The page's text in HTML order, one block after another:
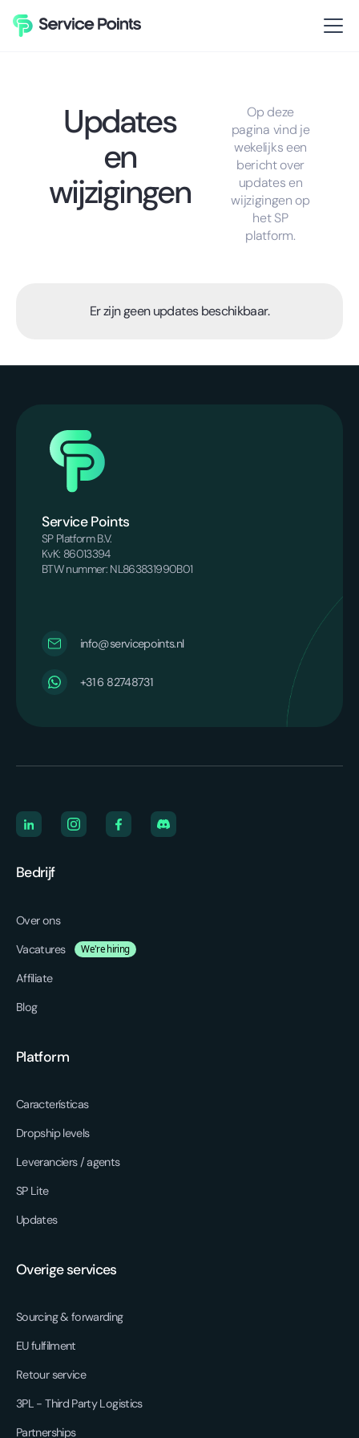
Updates
en
wijzigingen
Op deze
pagina vind je
wekelijks een
bericht over
updates en
wijzigingen op
het SP
platform.
Er zijn geen updates beschikbaar.
Service Points
SP Platform B.V.
KvK: 86013394
BTW nummer: NL863831990B01
info@servicepoints.nl
‪+31 6 82748731‬
Bedrijf
Over ons
Vacatures
We're hiring
Affiliate
Blog
Platform
Características
Dropship levels
Leveranciers / agents
SP Lite
Updates
Overige services
Sourcing & forwarding
EU fulfilment
Retour service
3PL - Third Party Logistics
Partnerships